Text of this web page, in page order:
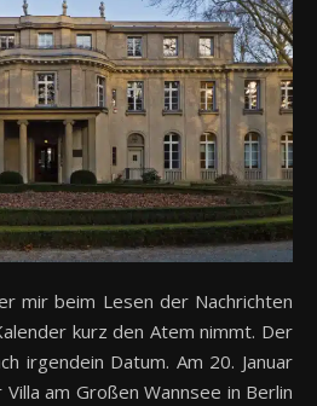
kurz den Atem nimmt. Der
irgendein Datum. Am 20. Januar
am Großen Wannsee in Berlin